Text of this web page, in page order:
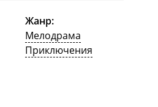
Жанр:
Мелодрама
Приключения